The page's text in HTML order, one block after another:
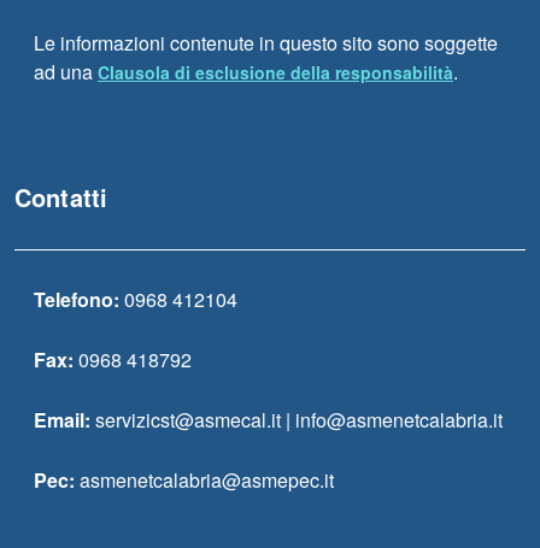
Le informazioni contenute in questo sito sono soggette
ad una Clausola di esclusione della responsabilità.
Contatti
Telefono: 0968 412104
Fax: 0968 418792
Email: servizicst@asmecal.it | info@asmenetcalabria.it
Pec: asmenetcalabria@asmepec.it